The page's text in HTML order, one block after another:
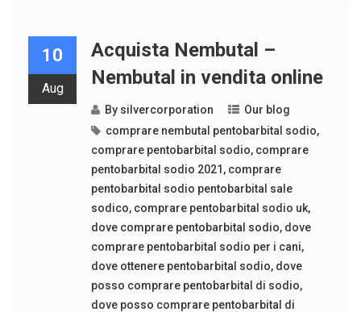
10
Aug
Acquista Nembutal –
Nembutal in vendita online
By silvercorporation
Our blog
comprare nembutal pentobarbital sodio,
comprare pentobarbital sodio, comprare
pentobarbital sodio 2021 , comprare
pentobarbital sodio pentobarbital sale
sodico, comprare pentobarbital sodio uk,
dove comprare pentobarbital sodio, dove
comprare pentobarbital sodio per i cani,
dove ottenere pentobarbital sodio, dove
posso comprare pentobarbital di sodio,
dove posso comprare pentobarbital di